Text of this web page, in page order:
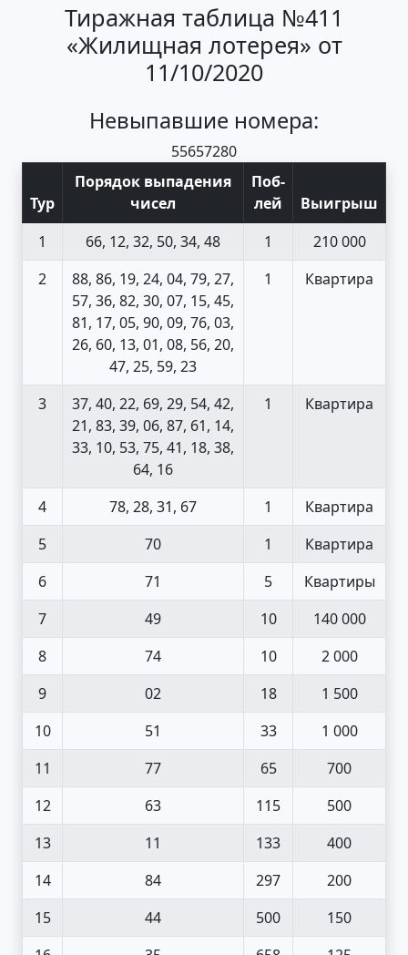
Тиражная таблица №411
«Жилищная лотерея» от
11/10/2020
Невыпавшие номера:
55657280
Тур
Порядок выпадения
чисел
Поб-
лей
Выигрыш
1
66, 12, 32, 50, 34, 48 1
210 000
2
88, 86, 19, 24, 04, 79, 27,
57, 36, 82, 30, 07, 15, 45,
81, 17, 05, 90, 09, 76, 03,
26, 60, 13, 01, 08, 56, 20,
47, 25, 59, 23
1 Квартира
3
37, 40, 22, 69, 29, 54, 42,
21, 83, 39, 06, 87, 61, 14,
33, 10, 53, 75, 41, 18, 38,
64, 16
1 Квартира
4 78, 28, 31, 67 1
Квартира
5
70 1
Квартира
6
71 5
Квартиры
7
49 10
140 000
8
74 10
2 000
9
02 18
1 500
10
51 33
1 000
11
77 65
700
12
63 115
500
13
11 133
400
14
84 297
200
15
44 500
150